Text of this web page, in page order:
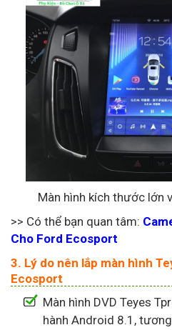
Màn hình kích thước lớn
>> Có thể bạn quan tâm:
Cho Ford Ecosport
3. Lý do nên lắp màn hình
Ecosport
Màn hình DVD Teyes
hành Android 8.1,